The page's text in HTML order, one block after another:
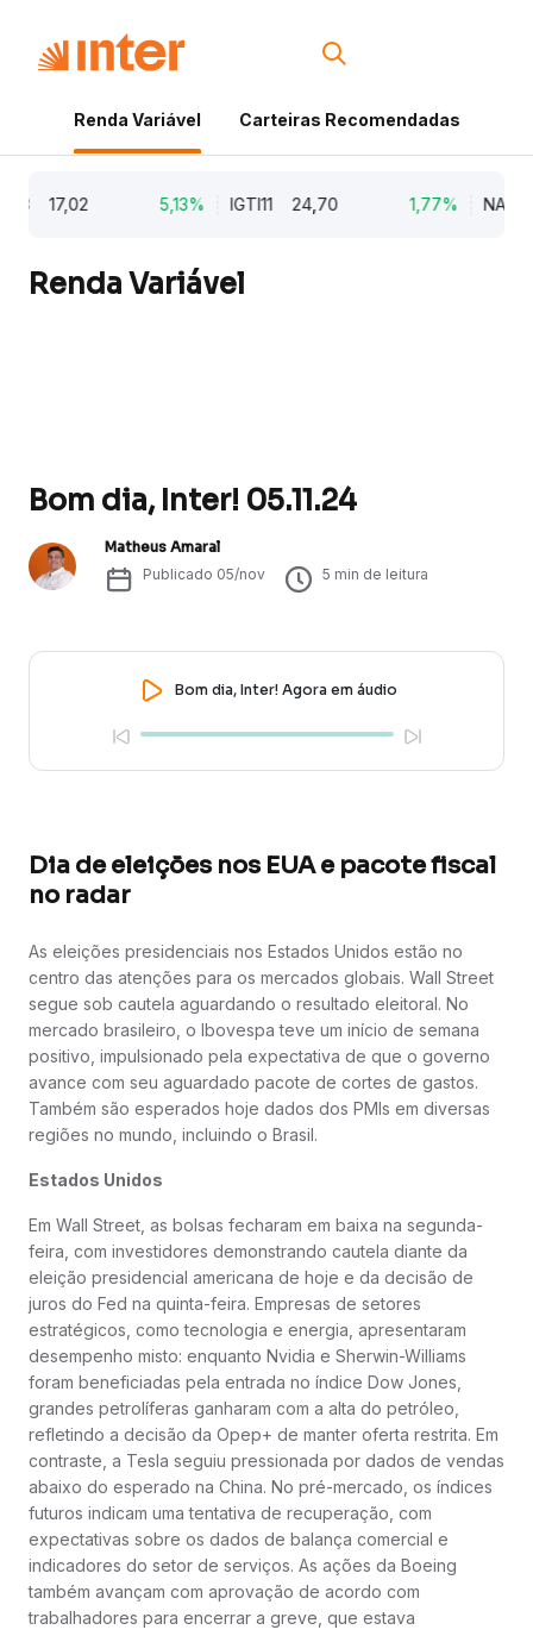
Renda Variável Carteiras Recomendadas
17,02 5,13% IGTI11 24,70 1,77% NATU3
Renda Variável
Bom dia, Inter! 05.11.24
Matheus Amaral
Publicado 05/nov 5 min de leitura
Bom dia, Inter! Agora em áudio
Dia de eleições nos EUA e pacote fiscal
no radar
As eleições presidenciais nos Estados Unidos estão no
centro das atenções para os mercados globais. Wall Street
segue sob cautela aguardando o resultado eleitoral. No
mercado brasileiro, o Ibovespa teve um início de semana
positivo, impulsionado pela expectativa de que o governo
avance com seu aguardado pacote de cortes de gastos.
Também são esperados hoje dados dos PMIs em diversas
regiões no mundo, incluindo o Brasil.
Estados Unidos
Em Wall Street, as bolsas fecharam em baixa na segunda-
feira, com investidores demonstrando cautela diante da
eleição presidencial americana de hoje e da decisão de
juros do Fed na quinta-feira. Empresas de setores
estratégicos, como tecnologia e energia, apresentaram
desempenho misto: enquanto Nvidia e Sherwin-Williams
foram beneficiadas pela entrada no índice Dow Jones,
grandes petrolíferas ganharam com a alta do petróleo,
refletindo a decisão da Opep+ de manter oferta restrita. Em
contraste, a Tesla seguiu pressionada por dados de vendas
abaixo do esperado na China. No pré-mercado, os índices
futuros indicam uma tentativa de recuperação, com
expectativas sobre os dados de balança comercial e
indicadores do setor de serviços. As ações da Boeing
também avançam com aprovação de acordo com
trabalhadores para encerrar a greve, que estava